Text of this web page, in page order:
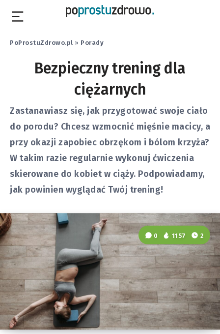
PoProstuZdrowo.pl » Porady
Bezpieczny trening dla
ciężarnych
Zastanawiasz się, jak przygotować swoje ciało
do porodu? Chcesz wzmocnić mięśnie macicy, a
przy okazji zapobiec obrzękom i bólom krzyża?
W takim razie regularnie wykonuj ćwiczenia
skierowane do kobiet w ciąży. Podpowiadamy,
jak powinien wyglądać Twój trening!
0 1157 2